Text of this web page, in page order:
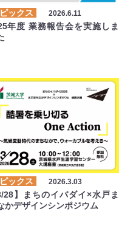
ピックス 2026.6.11
年度 業務報告会を実施しま
ピックス 2026.3.03
28】まちのイバダイ×水戸ま
かデザインシンポジウム